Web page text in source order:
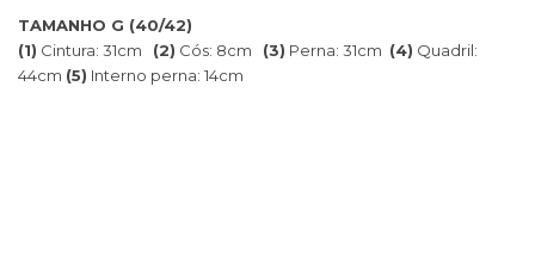
TAMANHO G (40/42)
(1) Cintura: 31cm (2) Cós: 8cm (3) Perna: 31cm (4) Quadril:
44cm (5) Interno perna: 14cm